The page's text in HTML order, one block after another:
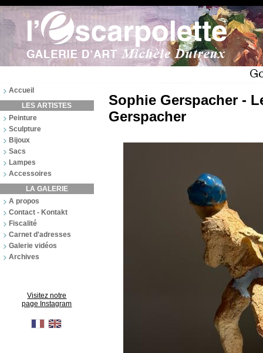
Accueil
LES ARTISTES
Peinture
Sculpture
Bijoux
Sacs
Lampes
Accessoires
LA GALERIE
A propos
Contact - Kontakt
Fiscalité
Carnet d'adresses
Galerie vidéos
Archives
Visitez notre
page Instagram
Sophie Gerspacher -
Gerspacher